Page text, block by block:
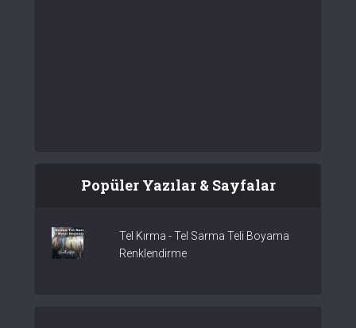
Popüler Yazılar & Sayfalar
Tel Kırma - Tel Sarma Teli Boyama
Renklendirme